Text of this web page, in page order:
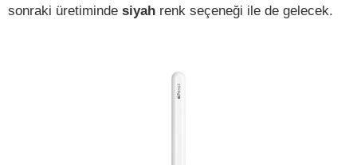
sonraki üretiminde siyah renk seçeneği ile de gelecek.